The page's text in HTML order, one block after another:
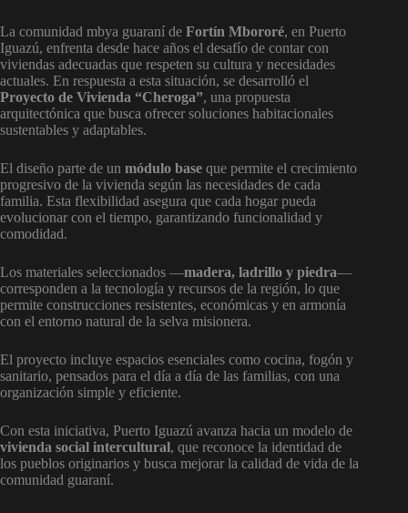
La comunidad mbya guaraní de Fortín Mbororé, en Puerto
Iguazú, enfrenta desde hace años el desafío de contar con
viviendas adecuadas que respeten su cultura y necesidades
actuales. En respuesta a esta situación, se desarrolló el
Proyecto de Vivienda “Cheroga”, una propuesta
arquitectónica que busca ofrecer soluciones habitacionales
sustentables y adaptables.
El diseño parte de un módulo base que permite el crecimiento
progresivo de la vivienda según las necesidades de cada
familia. Esta flexibilidad asegura que cada hogar pueda
evolucionar con el tiempo, garantizando funcionalidad y
comodidad.
Los materiales seleccionados —madera, ladrillo y piedra—
corresponden a la tecnología y recursos de la región, lo que
permite construcciones resistentes, económicas y en armonía
con el entorno natural de la selva misionera.
El proyecto incluye espacios esenciales como cocina, fogón y
sanitario, pensados para el día a día de las familias, con una
organización simple y eficiente.
Con esta iniciativa, Puerto Iguazú avanza hacia un modelo de
vivienda social intercultural, que reconoce la identidad de
los pueblos originarios y busca mejorar la calidad de vida de la
comunidad guaraní.